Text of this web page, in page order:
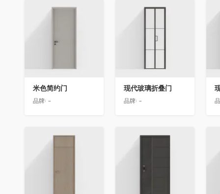
收藏
米色简约门
品牌: -
收藏
现代玻璃折叠门
品牌: -
收藏 收藏